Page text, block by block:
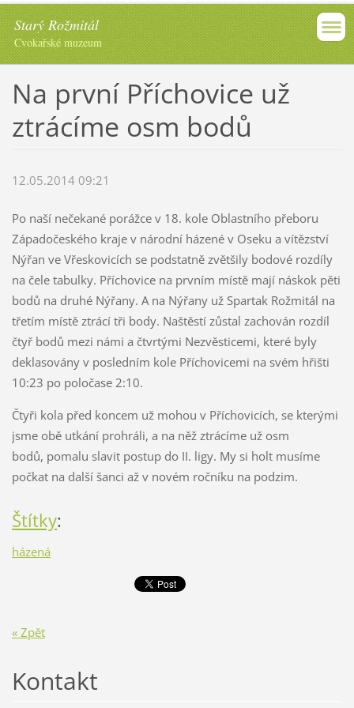
Starý Rožmitál
Cvokařské muzeum
Na první Příchovice už
ztrácíme osm bodů
12.05.2014 09:21
Po naší nečekané porážce v 18. kole Oblastního přeboru
Západočeského kraje v národní házené v Oseku a vítězství
Nýřan ve Vřeskovicích se podstatně zvětšily bodové rozdíly
na čele tabulky. Příchovice na prvním místě mají náskok pěti
bodů na druhé Nýřany. A na Nýřany už Spartak Rožmitál na
třetím místě ztrácí tři body. Naštěstí zůstal zachován rozdíl
čtyř bodů mezi námi a čtvrtými Nezvěsticemi, které byly
deklasovány v posledním kole Příchovicemi na svém hřišti
10:23 po poločase 2:10.
Čtyři kola před koncem už mohou v Příchovicích, se kterými
jsme obě utkání prohráli, a na něž ztrácíme už osm
bodů, pomalu slavit postup do II. ligy. My si holt musíme
počkat na další šanci až v novém ročníku na podzim.
Štítky:
házená
« Zpět
Kontakt